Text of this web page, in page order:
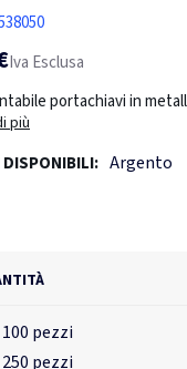
Iva Esclusa
portachiavi in
più
DISPONIBILI: Argento
pezzi
pezzi